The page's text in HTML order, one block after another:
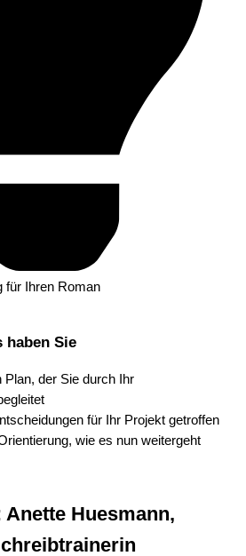
für Ihren Roman
haben Sie
Plan, der Sie durch Ihr
für Ihr Projekt getroffen
wie es nun weitergeht
Huesmann,